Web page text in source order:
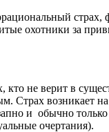
страх,
охотники за
кто не верит в
Страх возникает
и обычно
очертания).